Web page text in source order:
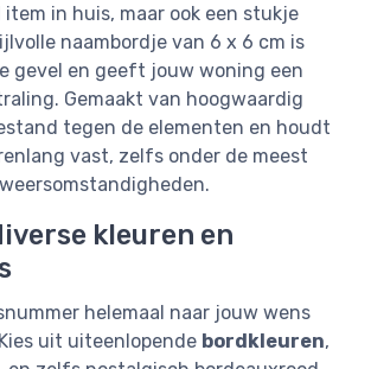
in huis, maar ook een stukje
naambordje van 6 x 6 cm is
gevel en geeft jouw woning een
Gemaakt van hoogwaardig
tegen de elementen en houdt
vast, zelfs onder de meest
kleuren en
helemaal naar jouw wens
uit uiteenlopende bordkleuren,